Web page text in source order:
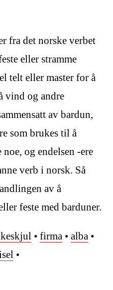
fra det norske verbet
eller stramme
telt eller master for å
vind og andre
av bardun,
som brukes til å
og endelsen -ere
verb i norsk. Så
av å
feste med barduner.
• firma • alba •
•